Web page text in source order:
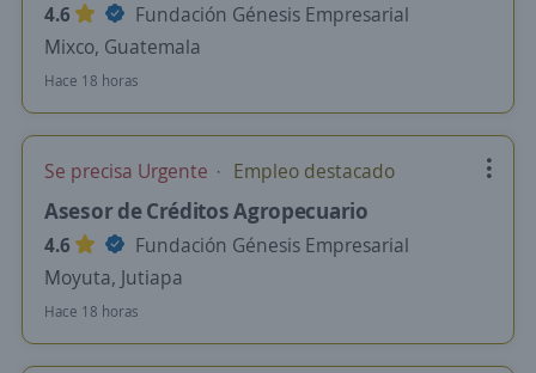
4.6
Fundación Génesis Empresarial
Mixco, Guatemala
Hace 18 horas
Se precisa Urgente Empleo destacado
Asesor de Créditos Agropecuario
4.6
Fundación Génesis Empresarial
Moyuta, Jutiapa
Hace 18 horas